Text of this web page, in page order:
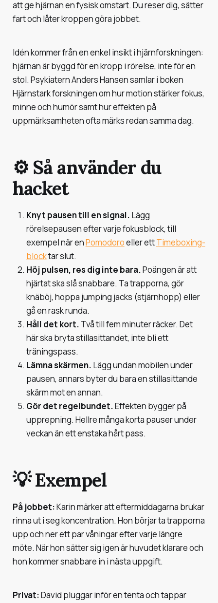
att ge hjärnan en fysisk omstart. Du reser dig, sätter
fart och låter kroppen göra jobbet.
Idén kommer från en enkel insikt i hjärnforskningen:
hjärnan är byggd för en kropp i rörelse, inte för en
stol. Psykiatern Anders Hansen samlar i boken
Hjärnstark forskningen om hur motion stärker fokus,
minne och humör samt hur effekten på
uppmärksamheten ofta märks redan samma dag.
⚙️ Så använder du
hacket
Knyt pausen till en signal. Lägg
rörelsepausen efter varje fokusblock, till
exempel när enPomodoroeller ettTimeboxing-
blocktar slut.
Höj pulsen, res dig inte bara.Poängen är att
hjärtat ska slå snabbare. Ta trapporna, gör
knäböj, hoppa jumping jacks (stjärnhopp) eller
gå en rask runda.
Håll det kort. Två till fem minuter räcker. Det
här ska bryta stillasittandet, inte bli ett
träningspass.
Lämna skärmen. Lägg undan mobilen under
pausen, annars byter du bara en stillasittande
skärm mot en annan.
Gör det regelbundet.Effekten bygger på
upprepning. Hellre många korta pauser under
veckan än ett enstaka hårt pass.
💡 Exempel
På jobbet:Karin märker att eftermiddagarna brukar
rinna ut i seg koncentration. Hon börjar ta trapporna
upp och ner ett par våningar efter varje längre
möte. När hon sätter sig igen är huvudet klarare och
hon kommer snabbare in i nästa uppgift.
Privat:David pluggar inför en tenta och tappar